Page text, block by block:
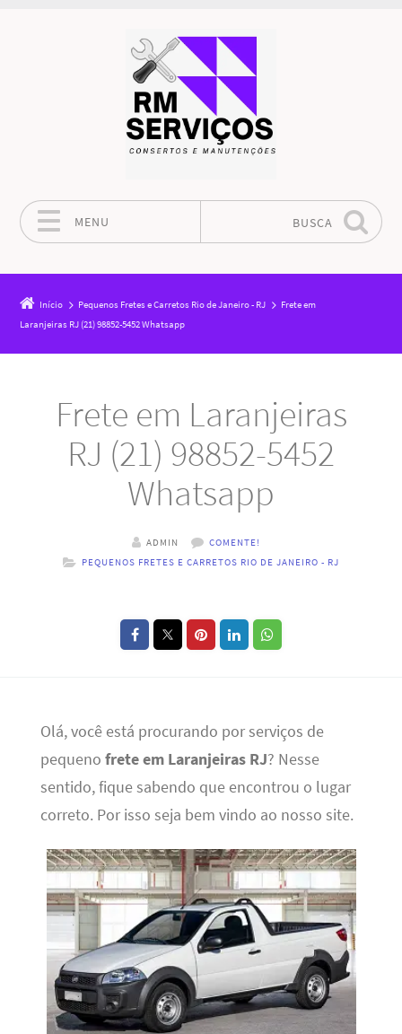
MENU BUSCA
Início Pequenos Fretes e Carretos Rio de Janeiro - RJ
Frete em
Laranjeiras RJ (21) 98852-5452 Whatsapp
Frete em Laranjeiras
RJ (21) 98852-5452
Whatsapp
ADMIN
COMENTE!
PEQUENOS FRETES E CARRETOS RIO DE JANEIRO - RJ
Olá, você está procurando por serviços de
pequeno frete em Laranjeiras RJ? Nesse
sentido, fique sabendo que encontrou o lugar
correto. Por isso seja bem vindo ao nosso site.